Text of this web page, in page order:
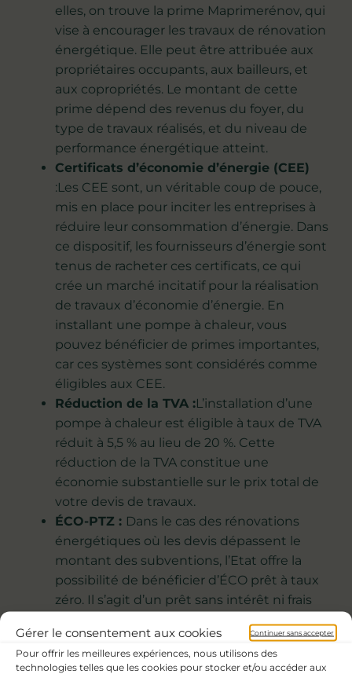
Gérer le consentement aux cookies Continuer sans accepter
Pour offrir les meilleures expériences, nous utilisons des
technologies telles que les cookies pour stocker et/ou accéder aux
elles, on trouve la prime Maprimerénov, qui
vise à encourager les travaux de rénovation
énergétique. Elle peut être attribuée aux
propriétaires occupants, aux bailleurs, et
aux copropriétés. Le montant de cette
prime dépend des revenus du foyer, du
type de travaux réalisés, et du niveau de
performance énergétique atteint.
Certificats d’économie d’énergie (CEE)
:Les CEE sont, un véritable coup de pouce,
mis en place pour inciter les entreprises à
réduire leur consommation d’énergie. Dans
ce dispositif, les fournisseurs d’énergie sont
tenus de racheter ces certificats, ce qui
crée un marché incitatif pour la réalisation
de travaux d’économie d’énergie. En
installant une pompe à chaleur, vous
pouvez bénéficier de primes importantes,
car ces systèmes sont considérés comme
éligibles aux CEE.
Réduction de la TVA :L’installation d’une
pompe à chaleur est éligible à taux de TVA
réduit à 5,5 % au lieu de 20 %. Cette
réduction de la TVA constitue une
économie substantielle sur le prix total de
votre devis de travaux.
ÉCO-PTZ : Dans le cas des rénovations
énergétiques où les devis dépassent le
montant des subventions, l’Etat offre la
possibilité de bénéficier d’ÉCO prêt à taux
zéro. Il s’agit d’un prêt sans intérêt ni frais
par votre banque, sous justificatifs transmis
par votre artisan RGE.